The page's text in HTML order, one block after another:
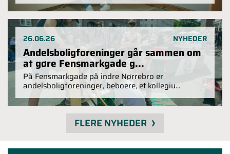
26.06.26 NYHEDER
Andelsboligforeninger går sammen om
at gøre Fensmarkgade g...
På Fensmarkgade på indre Nørrebro er
andelsboligforeninger, beboere, et kollegiu...
FLERE NYHEDER